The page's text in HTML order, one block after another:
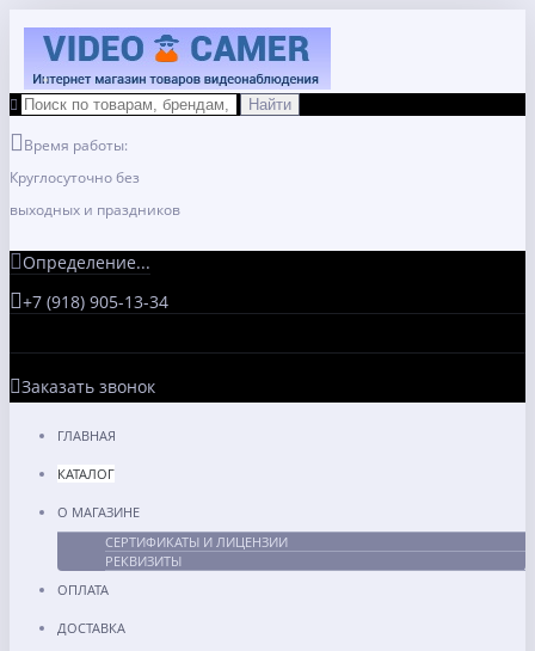
Время работы:
Круглосуточно без
выходных и праздников
Определение...
+7 (918) 905-13-34
Заказать звонок
ГЛАВНАЯ
КАТАЛОГ
О МАГАЗИНЕ
СЕРТИФИКАТЫ И ЛИЦЕНЗИИ
РЕКВИЗИТЫ
ОПЛАТА
ДОСТАВКА